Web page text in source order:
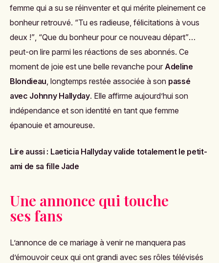
femme qui a su se réinventer et qui mérite pleinement ce
bonheur retrouvé. “Tu es radieuse, félicitations à vous
deux !”, “Que du bonheur pour ce nouveau départ”…
peut-on lire parmi les réactions de ses abonnés. Ce
moment de joie est une belle revanche pour Adeline
Blondieau, longtemps restée associée à son passé
avec Johnny Hallyday. Elle affirme aujourd’hui son
indépendance et son identité en tant que femme
épanouie et amoureuse.
Lire aussi : Laeticia Hallyday valide totalement le petit-
ami de sa fille Jade
Une annonce qui touche
ses fans
L’annonce de ce mariage à venir ne manquera pas
d’émouvoir ceux qui ont grandi avec ses rôles télévisés